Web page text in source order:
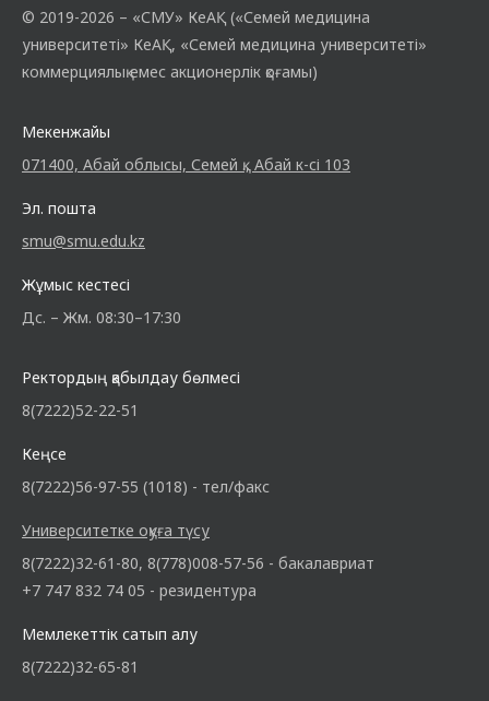
© 2019-2026 – «СМУ» КеАҚ («Семей медицина
университеті» КеАҚ, «Семей медицина университеті»
коммерциялық емес акционерлік қоғамы)
Мекенжайы
071400, Абай облысы, Семей қ., Абай к-сі 103
Эл. пошта
smu@smu.edu.kz
Жұмыс кестесі
Дс. – Жм. 08:30–17:30
Ректордың қабылдау бөлмесі
8(7222)52-22-51
Кеңсе
8(7222)56-97-55 (1018) - тел/факс
Университетке оқуға түсу
8(7222)32-61-80, 8(778)008-57-56 - бакалавриат
+7 747 832 74 05 - резидентура
Мемлекеттік сатып алу
8(7222)32-65-81